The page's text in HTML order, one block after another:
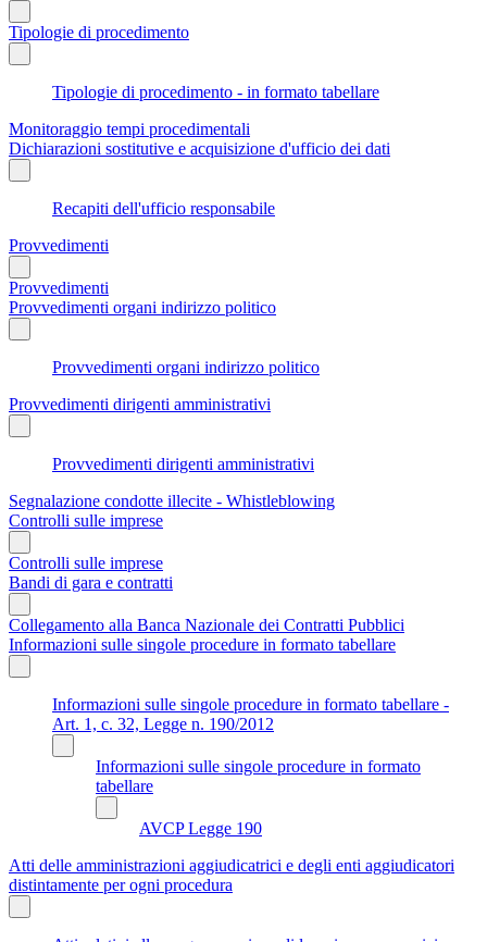
Tipologie di procedimento
Tipologie di procedimento - in formato tabellare
Monitoraggio tempi procedimentali
Dichiarazioni sostitutive e acquisizione d'ufficio dei dati
Recapiti dell'ufficio responsabile
Provvedimenti
Provvedimenti
Provvedimenti organi indirizzo politico
Provvedimenti organi indirizzo politico
Provvedimenti dirigenti amministrativi
Provvedimenti dirigenti amministrativi
Segnalazione condotte illecite - Whistleblowing
Controlli sulle imprese
Controlli sulle imprese
Bandi di gara e contratti
Collegamento alla Banca Nazionale dei Contratti Pubblici
Informazioni sulle singole procedure in formato tabellare
Informazioni sulle singole procedure in formato tabellare -
Art. 1, c. 32, Legge n. 190/2012
Informazioni sulle singole procedure in formato
tabellare
AVCP Legge 190
Atti delle amministrazioni aggiudicatrici e degli enti aggiudicatori
distintamente per ogni procedura